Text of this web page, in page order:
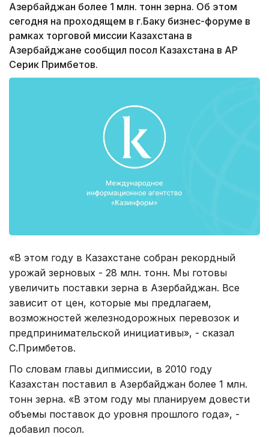
Азербайджан более 1 млн. тонн зерна. Об этом
сегодня на проходящем в г.Баку бизнес-форуме в
рамках торговой миссии Казахстана в
Азербайджане сообщил посол Казахстана в АР
Серик Примбетов.
«В этом году в Казахстане собран рекордный
урожай зерновых - 28 млн. тонн. Мы готовы
увеличить поставки зерна в Азербайджан. Все
зависит от цен, которые мы предлагаем,
возможностей железнодорожных перевозок и
предпринимательской инициативы», - сказал
С.Примбетов.
По словам главы дипмиссии, в 2010 году
Казахстан поставил в Азербайджан более 1 млн.
тонн зерна. «В этом году мы планируем довести
объемы поставок до уровня прошлого года», -
добавил посол.